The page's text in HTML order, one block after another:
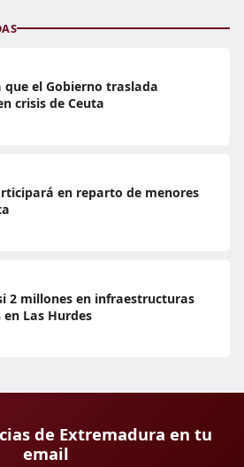
el Gobierno traslada
crisis de Ceuta
en reparto de menores
2 millones en infraestructuras
Las Hurdes
de Extremadura en tu
email